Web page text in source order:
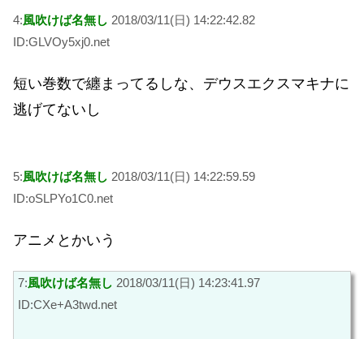
4:風吹けば名無し 2018/03/11(日) 14:22:42.82
ID:GLVOy5xj0.net
短い巻数で纏まってるしな、デウスエクスマキナに
逃げてないし
5:風吹けば名無し 2018/03/11(日) 14:22:59.59
ID:oSLPYo1C0.net
アニメとかいう
7:風吹けば名無し 2018/03/11(日) 14:23:41.97
ID:CXe+A3twd.net